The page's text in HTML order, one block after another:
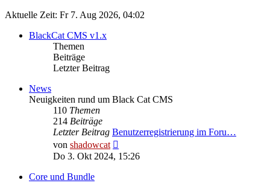
Aktuelle Zeit: Fr 7. Aug 2026, 04:02
BlackCat CMS v1.x
Themen
Beiträge
Letzter Beitrag
News
Neuigkeiten rund um Black Cat CMS
110 Themen
214 Beiträge
Letzter Beitrag Benutzerregistrierung im Foru…
von shadowcat
Beitrag
Do 3. Okt 2024, 15:26
Core und Bundle